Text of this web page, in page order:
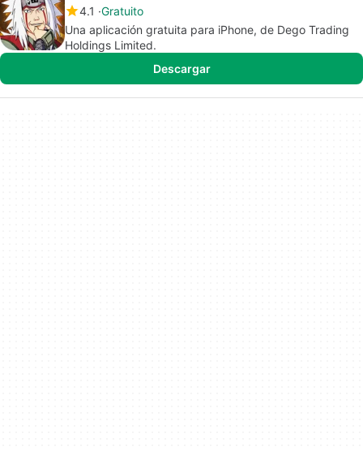
4.1 Gratuito
Una aplicación gratuita para iPhone, de Dego Trading
Holdings Limited.
Descargar